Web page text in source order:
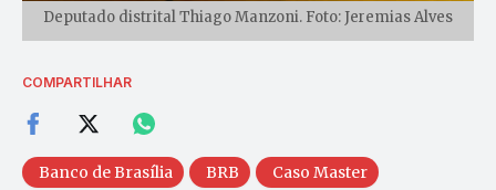
Deputado distrital Thiago Manzoni. Foto: Jeremias Alves
COMPARTILHAR
Banco de Brasília BRB Caso Master